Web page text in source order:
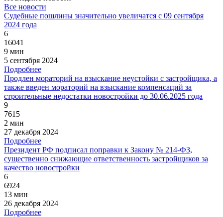
Все новости
Судебные пошлины значительно увеличатся с 09 сентября
2024 года
6
16041
9 мин
5 сентября 2024
Подробнее
Продлен мораторий на взыскание неустойки с застройщика, а
также введен мораторий на взыскание компенсаций за
строительные недостатки новостройки до 30.06.2025 года
9
7615
2 мин
27 декабря 2024
Подробнее
Президент РФ подписал поправки к Закону № 214-ФЗ,
существенно снижающие ответственность застройщиков за
качество новостройки
6
6924
13 мин
26 декабря 2024
Подробнее